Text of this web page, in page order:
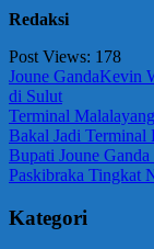
Redaksi
Post Views: 178
Joune GandaKevin
di Sulut
Navigasi
pos
Previous
Post:
Terminal
Bakal Jadi Terminal
Next
Post:
Bupati Joune
Paskibraka Tingkat
Kategori